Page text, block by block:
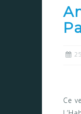
Ce